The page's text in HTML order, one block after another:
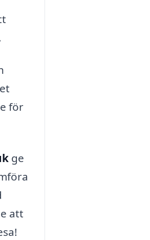
för
ge
att